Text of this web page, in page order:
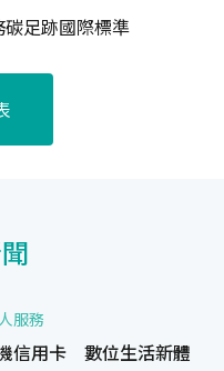
足跡國際標準
服務
信用卡 數位生活新體